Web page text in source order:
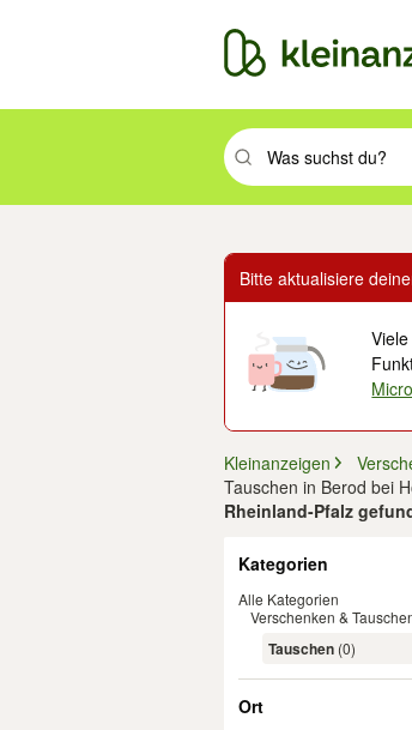
Suchbegriff eingeben.
Bitte aktualisiere
Kleinanzeigen
Tauschen in Berod bei
Rheinland-Pfalz
Kategorien
Alle Kategorien
Verschenken &
Tauschen (0)
Ort